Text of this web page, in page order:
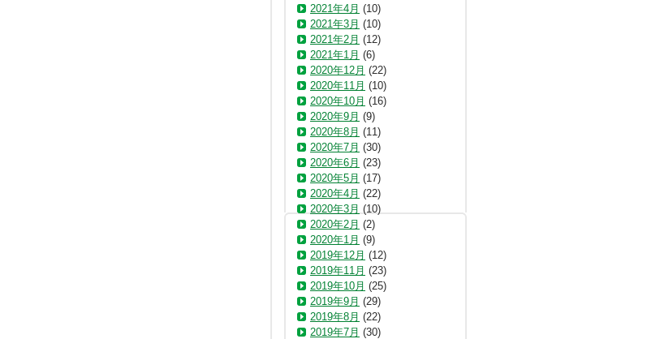
2021年4月 (10)
2021年3月 (10)
2021年2月 (12)
2021年1月 (6)
2020年12月 (22)
2020年11月 (10)
2020年10月 (16)
2020年9月 (9)
2020年8月 (11)
2020年7月 (30)
2020年6月 (23)
2020年5月 (17)
2020年4月 (22)
2020年3月 (10)
2020年2月 (2)
2020年1月 (9)
2019年12月 (12)
2019年11月 (23)
2019年10月 (25)
2019年9月 (29)
2019年8月 (22)
2019年7月 (30)